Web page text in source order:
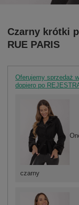
Czarny krótki
RUE PARIS
Oferujemy sprzedaż
dopiero po
czarny